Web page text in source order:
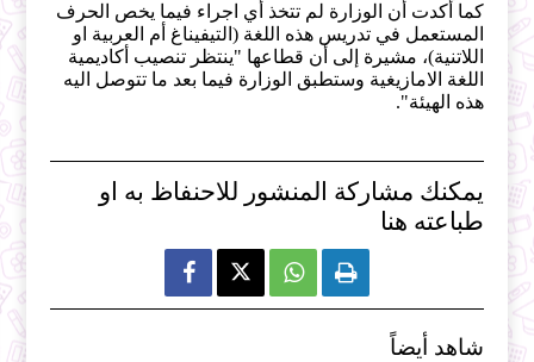
كما أكدت أن الوزارة لم تتخذ أي اجراء فيما يخص الحرف
المستعمل في تدريس هذه اللغة (التيفيناغ أم العربية او
اللاتنية)، مشيرة إلى أن قطاعها "ينتظر تنصيب أكاديمية
اللغة الامازيغية وستطبق الوزارة فيما بعد ما تتوصل اليه
هذه الهيئة".
يمكنك مشاركة المنشور للاحنفاظ به او
طباعته هنا
  
شاهد أيضاً